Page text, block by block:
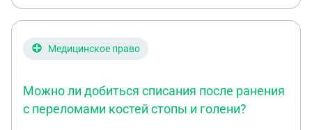
Медицинское право
Можно ли добиться списания после ранения
с переломами костей стопы и голени?